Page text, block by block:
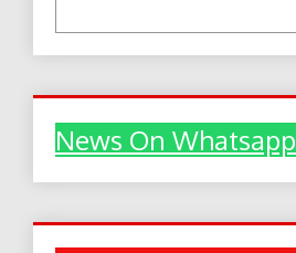
News On Whatsapp